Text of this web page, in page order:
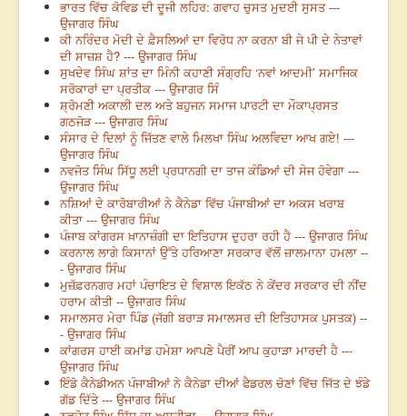
ਭਾਰਤ ਵਿੱਚ ਕੋਵਿਡ ਦੀ ਦੂਜੀ ਲਹਿਰ: ਗਵਾਹ ਚੁਸਤ ਮੁਦਈ ਸੁਸਤ ---
ਉਜਾਗਰ ਸਿੰਘ
ਕੀ ਨਰਿੰਦਰ ਮੋਦੀ ਦੇ ਫ਼ੈਸਲਿਆਂ ਦਾ ਵਿਰੋਧ ਨਾ ਕਰਨਾ ਬੀ ਜੇ ਪੀ ਦੇ ਨੇਤਾਵਾਂ
ਦੀ ਸਾਜ਼ਸ਼ ਹੈ? --- ਉਜਾਗਰ ਸਿੰਘ
ਸੁਖਦੇਵ ਸਿੰਘ ਸ਼ਾਂਤ ਦਾ ਮਿੰਨੀ ਕਹਾਣੀ ਸੰਗ੍ਰਹਿ ‘ਨਵਾਂ ਆਦਮੀ’ ਸਮਾਜਿਕ
ਸਰੋਕਾਰਾਂ ਦਾ ਪ੍ਰਤੀਕ --- ਉਜਾਗਰ ਸਿੰ
ਸ਼੍ਰੋਮਣੀ ਅਕਾਲੀ ਦਲ ਅਤੇ ਬਹੁਜਨ ਸਮਾਜ ਪਾਰਟੀ ਦਾ ਮੌਕਾਪ੍ਰਸਤ
ਗਠਜੋੜ --- ਉਜਾਗਰ ਸਿੰਘ
ਸੰਸਾਰ ਦੇ ਦਿਲਾਂ ਨੂੰ ਜਿੱਤਣ ਵਾਲੇ ਮਿਲਖਾ ਸਿੰਘ ਅਲਵਿਦਾ ਆਖ ਗਏ! ---
ਉਜਾਗਰ ਸਿੰਘ
ਨਵਜੋਤ ਸਿੰਘ ਸਿੱਧੂ ਲਈ ਪ੍ਰਧਾਨਗੀ ਦਾ ਤਾਜ ਕੰਡਿਆਂ ਦੀ ਸੇਜ ਹੋਵੇਗਾ ---
ਉਜਾਗਰ ਸਿੰਘ
ਨਸ਼ਿਆਂ ਦੇ ਕਾਰੋਬਾਰੀਆਂ ਨੇ ਕੈਨੇਡਾ ਵਿੱਚ ਪੰਜਾਬੀਆਂ ਦਾ ਅਕਸ ਖਰਾਬ
ਕੀਤਾ --- ਉਜਾਗਰ ਸਿੰਘ
ਪੰਜਾਬ ਕਾਂਗਰਸ ਖ਼ਾਨਾਜ਼ੰਗੀ ਦਾ ਇਤਿਹਾਸ ਦੁਹਰਾ ਰਹੀ ਹੈ --- ਉਜਾਗਰ ਸਿੰਘ
ਕਰਨਾਲ ਲਾਗੇ ਕਿਸਾਨਾਂ ਉੱਤੇ ਹਰਿਆਣਾ ਸਰਕਾਰ ਵੱਲੋਂ ਜ਼ਾਲਮਾਨਾ ਹਮਲਾ --
- ਉਜਾਗਰ ਸਿੰਘ
ਮੁਜ਼ੱਫ਼ਰਨਗਰ ਮਹਾਂ ਪੰਚਾਇਤ ਦੇ ਵਿਸ਼ਾਲ ਇਕੱਠ ਨੇ ਕੇਂਦਰ ਸਰਕਾਰ ਦੀ ਨੀਂਦ
ਹਰਾਮ ਕੀਤੀ -- ਉਜਾਗਰ ਸਿੰਘ
ਸਮਾਲਸਰ ਮੇਰਾ ਪਿੰਡ (ਜੱਗੀ ਬਰਾੜ ਸਮਾਲਸਰ ਦੀ ਇਤਿਹਾਸਕ ਪੁਸਤਕ) --
- ਉਜਾਗਰ ਸਿੰਘ
ਕਾਂਗਰਸ ਹਾਈ ਕਮਾਂਡ ਹਮੇਸ਼ਾ ਆਪਣੇ ਪੈਰੀਂ ਆਪ ਕੁਹਾੜਾ ਮਾਰਦੀ ਹੈ ---
ਉਜਾਗਰ ਸਿੰਘ
ਇੰਡੋ ਕੈਨੇਡੀਅਨ ਪੰਜਾਬੀਆਂ ਨੇ ਕੈਨੇਡਾ ਦੀਆਂ ਫੈਡਰਲ ਚੋਣਾਂ ਵਿੱਚ ਜਿੱਤ ਦੇ ਝੰਡੇ
ਗੱਡ ਦਿੱਤੇ --- ਉਜਾਗਰ ਸਿੰਘ